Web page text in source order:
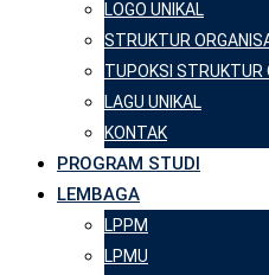
LOGO UNIKAL
STRUKTUR
TUPOKSI STRUKTUR
LAGU UNIKAL
KONTAK
PROGRAM STUDI
LEMBAGA
LPPM
LPMU